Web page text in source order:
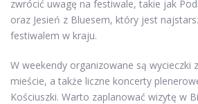
zwrócić uwagę na festiwale, takie jak
oraz Jesień z Bluesem, który jest
festiwalem w kraju.
W weekendy organizowane są wycieczki
mieście, a także liczne koncerty
Kościuszki. Warto zaplanować wizytę w